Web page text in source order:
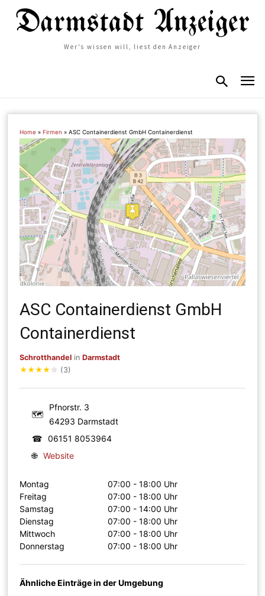
Wer's wissen will, liest den Anzeiger
Home »Firmen »ASC Containerdienst GmbH Containerdienst
ASC Containerdienst GmbH
Containerdienst
Schrotthandel inDarmstadt
★★★★ ☆ (3)
🗺
Pfnorstr. 3
64293 Darmstadt
☎
06151 8053964
🌐 Website
Montag
07:00 - 18:00 Uhr
Freitag
07:00 - 18:00 Uhr
Samstag
07:00 - 14:00 Uhr
Dienstag
07:00 - 18:00 Uhr
Mittwoch
07:00 - 18:00 Uhr
Donnerstag
07:00 - 18:00 Uhr
Ähnliche Einträge in der Umgebung